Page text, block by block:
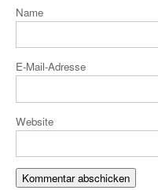
E-
Website